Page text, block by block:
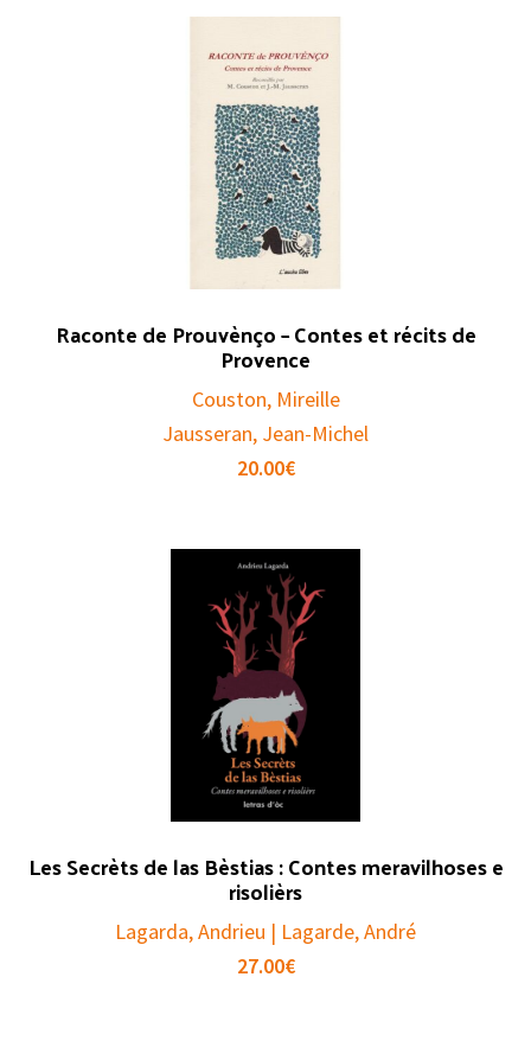
Raconte de Prouvènço – Contes et récits de
Provence
Couston, Mireille
Jausseran, Jean-Michel
20.00€
Les Secrèts de las Bèstias : Contes meravilhoses e
risolièrs
Lagarda, Andrieu | Lagarde, André
27.00€